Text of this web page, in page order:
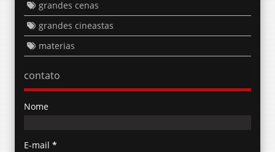
grandes cenas
grandes cineastas
materias
contato
Nome
E-mail *